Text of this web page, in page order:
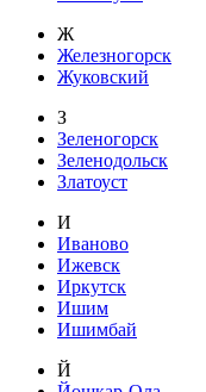
Ж
Железногорск
Жуковский
З
Зеленогорск
Зеленодольск
Златоуст
И
Иваново
Ижевск
Иркутск
Ишим
Ишимбай
Й